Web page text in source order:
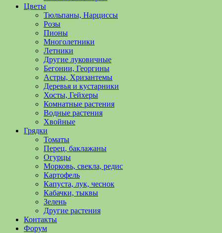
Цветы
Тюльпаны, Нарциссы
Розы
Пионы
Многолетники
Летники
Другие луковичные
Бегонии, Георгины
Астры, Хризантемы
Деревья и кустарники
Хосты, Гейхеры
Комнатные растения
Водные растения
Хвойные
Грядки
Томаты
Перец, баклажаны
Огурцы
Морковь, свекла, редис
Картофель
Капуста, лук, чеснок
Кабачки, тыквы
Зелень
Другие растения
Контакты
Форум